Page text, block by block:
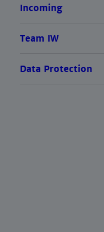
Incoming
Team IW
Data Protection